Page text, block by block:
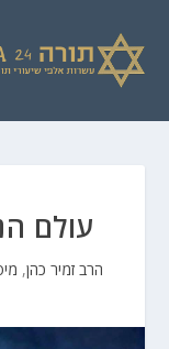
עולם
הרב זמיר כהן,